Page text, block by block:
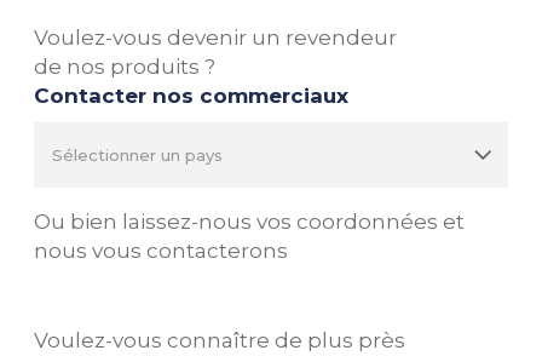
Voulez-vous devenir un revendeur
de nos produits ?
Contacter nos commerciaux
Ou bien laissez-nous vos coordonnées et
nous vous contacterons
Voulez-vous connaître de plus près